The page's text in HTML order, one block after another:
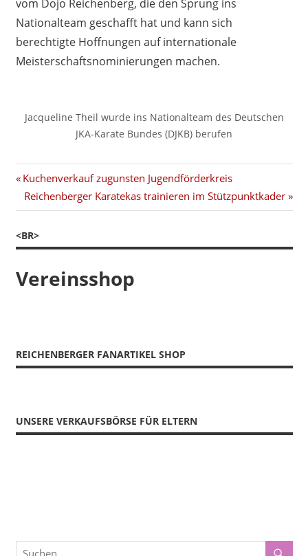
vom Dojo Reichenberg, die den Sprung ins
Nationalteam geschafft hat und kann sich
berechtigte Hoffnungen auf internationale
Meisterschaftsnominierungen machen.
Jacqueline Theil wurde ins Nationalteam des Deutschen
JKA-Karate Bundes (DJKB) berufen
Beitragsnavigation
Vorheriger
Beitrag:
Kuchenverkauf zugunsten Jugendförderkreis
Nächster
Beitrag:
Reichenberger Karatekas trainieren im Stützpunktkader
<BR>
Vereinsshop
REICHENBERGER FANARTIKEL SHOP
UNSERE VERKAUFSBÖRSE FÜR ELTERN